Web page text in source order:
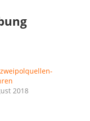
2018